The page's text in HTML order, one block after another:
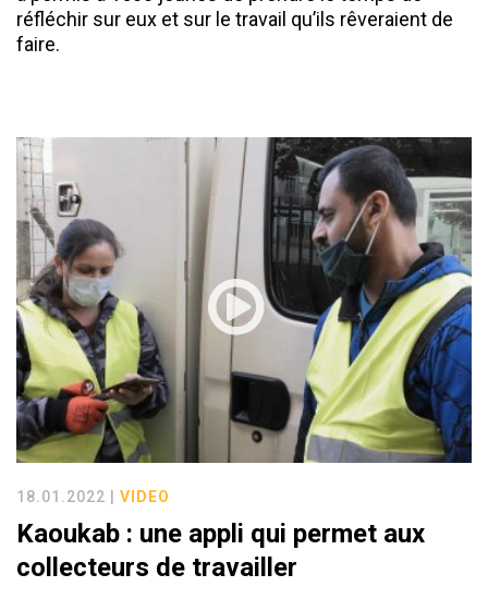
réfléchir sur eux et sur le travail qu’ils rêveraient de
faire.
18.01.2022 | VIDEO
Kaoukab : une appli qui permet aux
collecteurs de travailler